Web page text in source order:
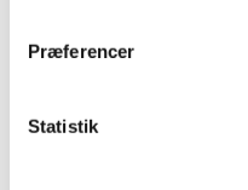
Præferencer
Statistik
Du vil